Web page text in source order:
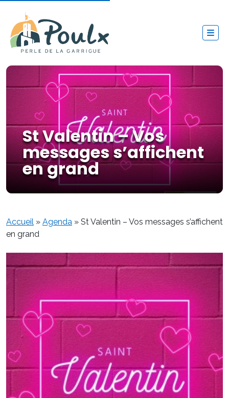
St Valentin – Vos
messages s’affichent
en grand
Accueil » Agenda » St Valentin – Vos messages s’affichent
en grand